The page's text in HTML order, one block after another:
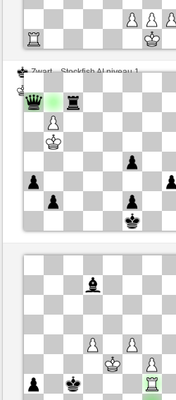
Zwart
Stockfish AI niveau 1
Wit
Stockfish AI niveau 1